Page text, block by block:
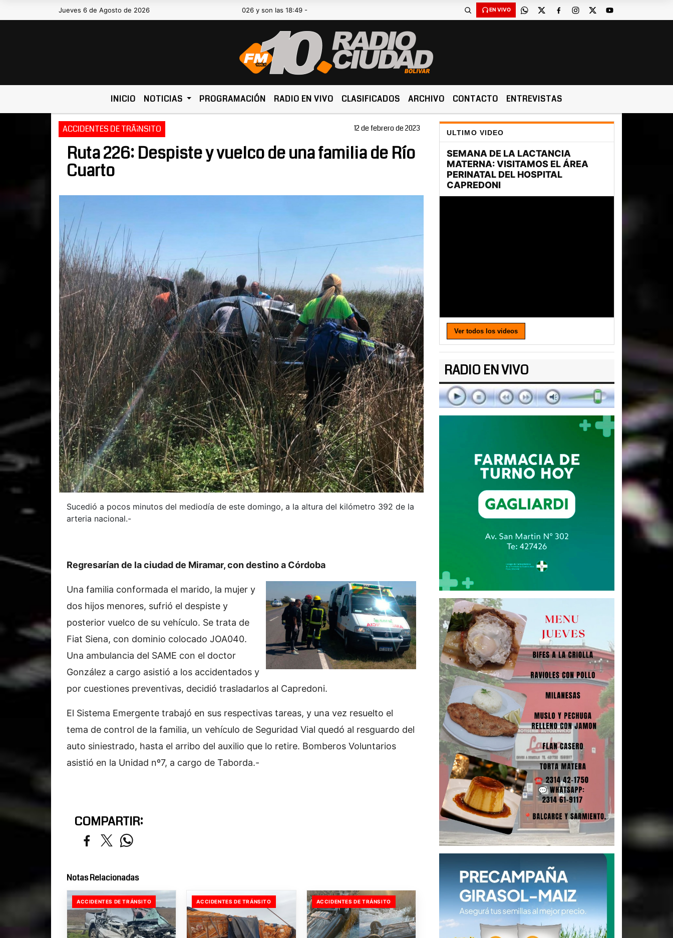
Jueves 6 de Agosto de 2026Hoy es Jueves 6 de Agosto de 2026 y son las 18:49 - EN VIVO
INICIO NOTICIAS PROGRAMACIÓN RADIO EN VIVO CLASIFICADOS ARCHIVO CONTACTO ENTREVISTAS
ACCIDENTES DE TRÃ¡NSITO 12 de febrero de 2023
Ruta 226: Despiste y vuelco de una familia de Río
Cuarto
Sucedió a pocos minutos del mediodía de este domingo, a la altura del kilómetro 392 de la
arteria nacional.-
Regresarían de la ciudad de Miramar, con destino a Córdoba
Una familia conformada el marido, la mujer y
dos hijos menores, sufrió el despiste y
posterior vuelco de su vehículo. Se trata de
Fiat Siena, con dominio colocado JOA040.
Una ambulancia del SAME con el doctor
González a cargo asistió a los accidentados y
por cuestiones preventivas, decidió trasladarlos al Capredoni.
El Sistema Emergente trabajó en sus respectivas tareas, y una vez resuelto el
tema de control de la familia, un vehículo de Seguridad Vial quedó al resguardo del
auto siniestrado, hasta el arribo del auxilio que lo retire. Bomberos Voluntarios
asistió en la Unidad nº7, a cargo de Taborda.-
COMPARTIR:
Notas Relacionadas
ACCIDENTES DE TRÁNSITO ACCIDENTES DE TRÁNSITO ACCIDENTES DE TRÁNSITO
ULTIMO VIDEO
Ver todos los videos
RADIO EN VIVO